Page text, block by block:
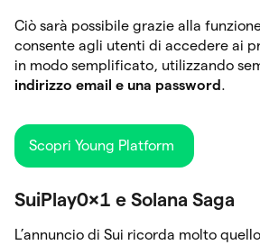
Ciò sarà possibile grazie alla
consente agli utenti di accedere ai
in modo semplificato, utilizzando
indirizzo email e una password .
Scopri Young Platform
SuiPlay0x1 e Solana Saga
L’annuncio di Sui ricorda molto